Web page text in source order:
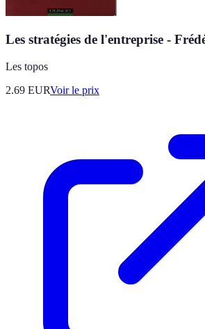
Les stratégies de l'entreprise -
Les topos
2.69 EURVoir le prix